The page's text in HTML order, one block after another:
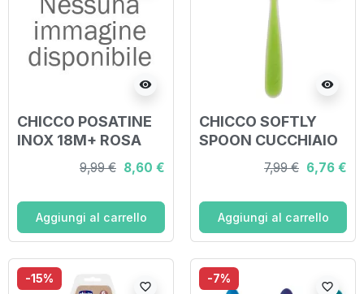
visibility
CHICCO POSATINE
INOX 18M+ ROSA
9,99 € 8,60 €
Aggiungi al carrello
visibility
CHICCO SOFTLY
SPOON CUCCHIAIO
MORBIDO IN
SILICONE VERDE
7,99 € 6,76 €
Aggiungi al carrello
-15%
favorite_border
-7%
favorite_border